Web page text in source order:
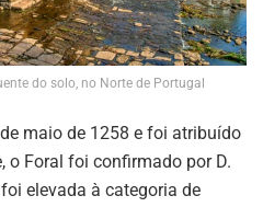
do solo, no Norte de Portugal
maio de 1258 e foi atribuído
o Foral foi confirmado por D.
elevada à categoria de